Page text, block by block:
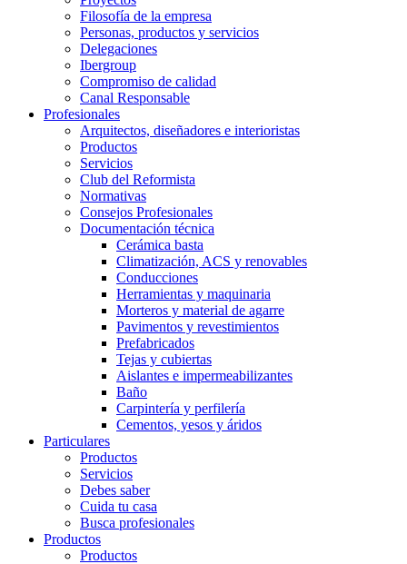
Filosofía de la empresa
Personas, productos y servicios
Delegaciones
Ibergroup
Compromiso de calidad
Canal Responsable
Profesionales
Arquitectos, diseñadores e interioristas
Productos
Servicios
Club del Reformista
Normativas
Consejos Profesionales
Documentación técnica
Cerámica basta
Climatización, ACS y renovables
Conducciones
Herramientas y maquinaria
Morteros y material de agarre
Pavimentos y revestimientos
Prefabricados
Tejas y cubiertas
Aislantes e impermeabilizantes
Baño
Carpintería y perfilería
Cementos, yesos y áridos
Particulares
Productos
Servicios
Debes saber
Cuida tu casa
Busca profesionales
Productos
Productos